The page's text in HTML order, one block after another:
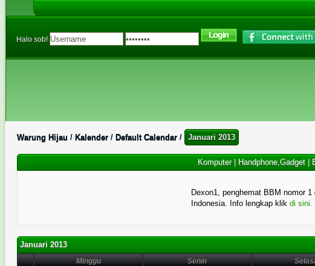
Halo sob!
Warung Hijau / Kalender / Default Calendar / Januari 2013
Komputer| Handphone,Gadget
Dexon1, penghemat BBM nomor 1
Indonesia. Info lengkap klikdi sini.
Januari 2013
Minggu Senin